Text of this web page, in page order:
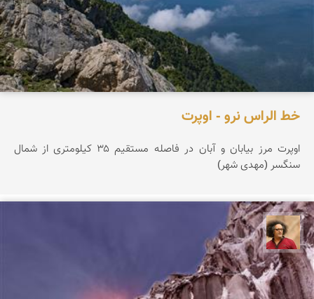
خط الراس نرو - اوپرت
اوپرت مرز بیابان و آبان در فاصله مستقیم ۳۵ کیلومتری از شمال
سنگسر (مهدی شهر)
مصطفی ربیعی بهشتی